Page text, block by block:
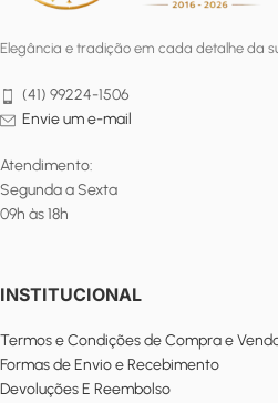
Elegância e tradição em cada detalhe da
(41) 99224-1506
Envie um e-mail
Atendimento:
Segunda a Sexta
09h às 18h
INSTITUCIONAL
Termos e Condições de Compra e
Formas de Envio e Recebimento
Devoluções E Reembolso